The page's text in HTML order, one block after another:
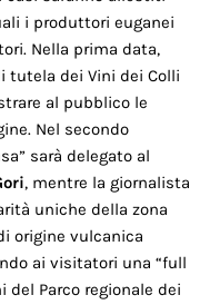
i produttori euganei
Nella prima data,
tutela dei Vini dei Colli
al pubblico le
Nel secondo
sarà delegato al
, mentre la giornalista
uniche della zona
origine vulcanica
ai visitatori una “full
Parco regionale dei